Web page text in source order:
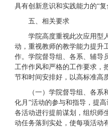
具有创新意识和实践能力的“复
五、相关要求
学院高度重视此次应用型
动，重视教师的教学能力提升
作。学院督导组、各系、辅导
工作作风和严格的工作要求，
节和时间安排好，以高标准高
（一）学院督导组、各系
化月”活动的参与和指导，提
各活动进行提前谋划，组织师
动任务落到实处，使每项活动